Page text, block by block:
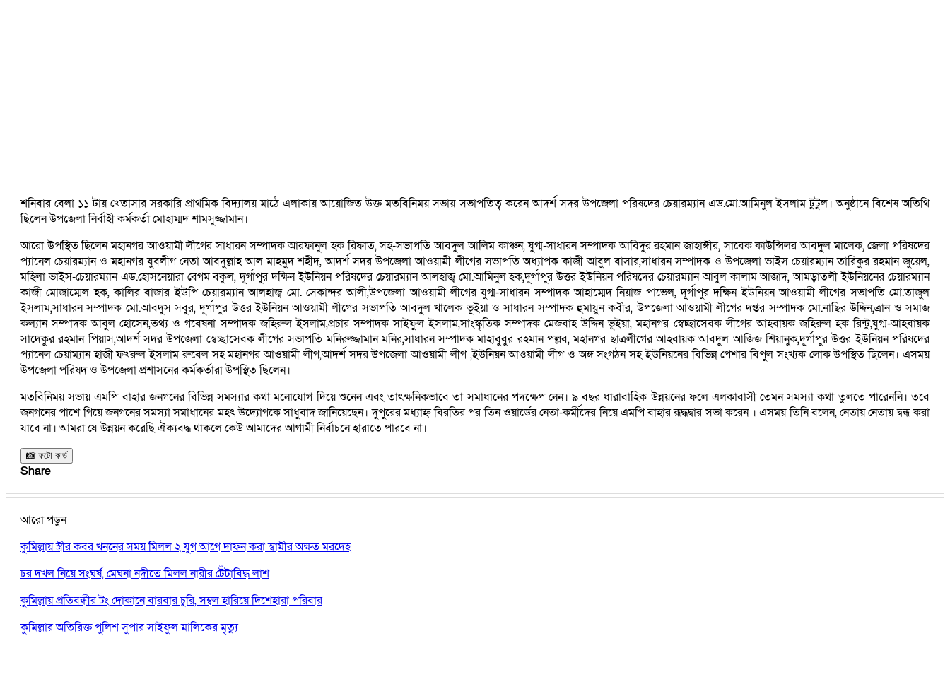
শনিবার বেলা ১১ টায় খেতাসার সরকারি প্রাথমিক বিদ্যালয় মাঠে এলাকায় আয়োজিত উক্ত মতবিনিময় সভায় সভাপতিত্ব করেন আদর্শ সদর উপজেলা পরিষদের চেয়ারম্যান এড.মো.আমিনুল ইসলাম টুটুল। অনুষ্ঠানে বিশেষ অতিথি
ছিলেন উপজেলা নির্বাহী কর্মকর্তা মোহাম্মদ শামসুজ্জামান।
আরো উপস্থিত ছিলেন মহানগর আওয়ামী লীগের সাধারন সম্পাদক আরফানুল হক রিফাত, সহ-সভাপতি আবদুল আলিম কাঞ্চন, যুগ্ম-সাধারন সম্পাদক আবিদুর রহমান জাহাঙ্গীর, সাবেক কাউন্সিলর আবদুল মালেক, জেলা পরিষদের
প্যানেল চেয়ারম্যান ও মহানগর যুবলীগ নেতা আবদুল্লাহ আল মাহমুদ শহীদ, আদর্শ সদর উপজেলা আওয়ামী লীগের সভাপতি অধ্যাপক কাজী আবুল বাসার,সাধারন সম্পাদক ও উপজেলা ভাইস চেয়ারম্যান তারিকুর রহমান জুয়েল,
মহিলা ভাইস-চেয়ারম্যান এড.হোসনেয়ারা বেগম বকুল, দূর্গাপুর দক্ষিন ইউনিয়ন পরিষদের চেয়ারম্যান আলহাজ্ব মো.আমিনুল হক,দূর্গাপুর উত্তর ইউনিয়ন পরিষদের চেয়ারম্যান আবুল কালাম আজাদ, আমড়াতলী ইউনিয়নের চেয়ারম্যান
কাজী মোজাম্মেল হক, কালির বাজার ইউপি চেয়ারম্যান আলহাজ্ব মো. সেকান্দর আলী,উপজেলা আওয়ামী লীগের যুগ্ম-সাধারন সম্পাদক আহাম্মেদ নিয়াজ পাভেল, দূর্গাপুর দক্ষিন ইউনিয়ন আওয়ামী লীগের সভাপতি মো.তাজুল
ইসলাম,সাধারন সম্পাদক মো.আবদুস সবুর, দূর্গাপুর উত্তর ইউনিয়ন আওয়ামী লীগের সভাপতি আবদুল খালেক ভূইয়া ও সাধারন সম্পাদক হুমায়ুন কবীর, উপজেলা আওয়ামী লীগের দপ্তর সম্পাদক মো.নাছির উদ্দিন,ত্রান ও সমাজ
কল্যান সম্পাদক আবুল হোসেন,তথ্য ও গবেষনা সম্পাদক জহিরুল ইসলাম,প্রচার সম্পাদক সাইফুল ইসলাম,সাংস্কৃতিক সম্পাদক মেজবাহ উদ্দিন ভূইয়া, মহানগর স্বেচ্ছাসেবক লীগের আহবায়ক জহিরুল হক রিন্টু,যুগ্ম-আহবায়ক
সাদেকুর রহমান পিয়াস,আদর্শ সদর উপজেলা স্বেচ্ছাসেবক লীগের সভাপতি মনিরুজ্জামান মনির,সাধারন সম্পাদক মাহাবুবুর রহমান পল্লব, মহানগর ছাত্রলীগের আহবায়ক আবদুল আজিজ শিয়ানুক,দূর্গাপুর উত্তর ইউনিয়ন পরিষদের
প্যানেল চেয়াম্যান হাজী ফখরুল ইসলাম রুবেল সহ মহানগর আওয়ামী লীগ,আদর্শ সদর উপজেলা আওয়ামী লীগ ,ইউনিয়ন আওয়ামী লীগ ও অঙ্গ সংগঠন সহ ইউনিয়নের বিভিন্ন পেশার বিপুল সংখ্যক লোক উপস্থিত ছিলেন। এসময়
উপজেলা পরিষদ ও উপজেলা প্রশাসনের কর্মকর্তারা উপস্থিত ছিলেন।
মতবিনিময় সভায় এমপি বাহার জনগনের বিভিন্ন সমস্যার কথা মনোযোগ দিয়ে শুনেন এবং তাৎক্ষনিকভাবে তা সমাধানের পদক্ষেপ নেন। ৯ বছর ধারাবাহিক উন্নয়নের ফলে এলকাবাসী তেমন সমস্যা কথা তুলতে পারেননি। তবে
জনগনের পাশে গিয়ে জনগনের সমস্যা সমাধানের মহৎ উদ্যোগকে সাধুবাদ জানিয়েছেন। দুপুরের মধ্যাহ্ন বিরতির পর তিন ওয়ার্ডের নেতা-কর্মীদের নিয়ে এমপি বাহার রূদ্ধদ্বার সভা করেন । এসময় তিনি বলেন, নেতায় নেতায় দ্বন্ধ করা
যাবে না। আমরা যে উন্নয়ন করেছি ঐক্যবদ্ধ থাকলে কেউ আমাদের আগামী নির্বাচনে হারাতে পারবে না।
📸 ফটো কার্ড
Share
আরো পড়ুন
কুমিল্লায় স্ত্রীর কবর খননের সময় মিলল ২ যুগ আগে দাফন করা স্বামীর অক্ষত মরদেহ
চর দখল নিয়ে সংঘর্ষ, মেঘনা নদীতে মিলল নারীর টেঁটাবিদ্ধ লাশ
কুমিল্লায় প্রতিবন্ধীর টং দোকানে বারবার চুরি, সম্বল হারিয়ে দিশেহারা পরিবার
কুমিল্লার অতিরিক্ত পুলিশ সুপার সাইফুল মালিকের মৃত্যু